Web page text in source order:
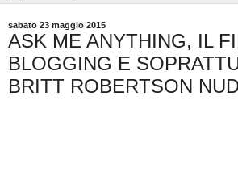
sabato 23 maggio 2015
ASK ME ANYTHING, IL
BLOGGING E
BRITT ROBERTSON